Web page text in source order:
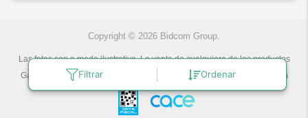
Filtrar Ordenar
Copyright © 2026 Bidcom Group.
Las fotos son a modo ilustrativo. La venta de cualquiera de los productos
publicados está sujeta a la verificación de stock.
Gadnic Tecnología novedosa.
Última actualización:9/8/2026
Bidcom
S.R.L.